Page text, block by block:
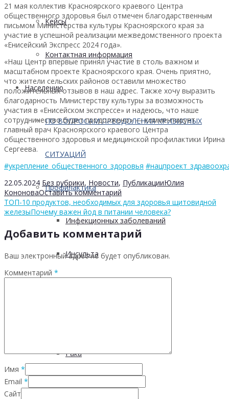
Кейсы
Контактная информация
Населению
ПО ВОПРОСАМ ПРЕОДОЛЕНИЯ КРИЗИСНЫХ
СИТУАЦИЙ
Профилактика
Инфекционных заболеваний
Инсульта
Рака
ХОБЛ
21 мая коллектив Красноярского краевого Центра
общественного здоровья был отмечен благодарственным
письмом Министерства культуры Красноярского края за
участие в успешной реализации межведомственного проекта
«Енисейский Экспресс 2024 года».
«Наш Центр впервые принял участие в столь важном и
масштабном проекте Красноярского края. Очень приятно,
что жители сельских районов оставили множество
положительных отзывов в наш адрес. Также хочу выразить
благодарность Министерству культуры за возможность
участия в «Енисейском экспрессе» и надеюсь, что наше
сотрудничество будет продолжено» — комментирует
главный врач Красноярского краевого Центра
общественного здоровья и медицинской профилактики Ирина
Сергеева.
#укрепление_общественного_здоровья
22.05.2024 Без рубрики, Новости, ПубликацииЮлия
КононоваОставить комментарий
ТОП-10 продуктов, необходимых для здоровья щитовидной
железыПочему важен йод в питании человека?
Добавить комментарий
Ваш электронный адрес не будет опубликован.
Комментарий *
Имя *
Email *
Сайт